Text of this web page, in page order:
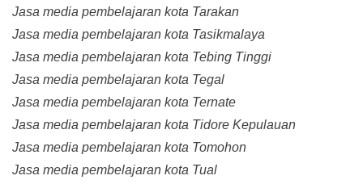
Jasa media pembelajaran kota Tarakan
Jasa media pembelajaran kota Tasikmalaya
Jasa media pembelajaran kota Tebing Tinggi
Jasa media pembelajaran kota Tegal
Jasa media pembelajaran kota Ternate
Jasa media pembelajaran kota Tidore Kepulauan
Jasa media pembelajaran kota Tomohon
Jasa media pembelajaran kota Tual